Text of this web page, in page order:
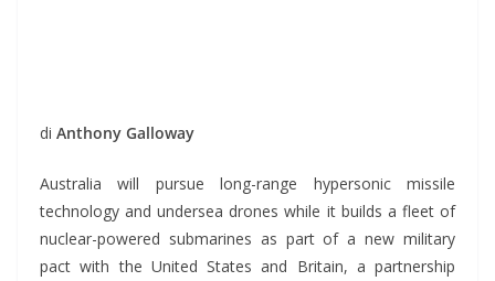
di Anthony Galloway
Australia will pursue long-range hypersonic missile
technology and undersea drones while it builds a fleet of
nuclear-powered submarines as part of a new military
pact with the United States and Britain, a partnership